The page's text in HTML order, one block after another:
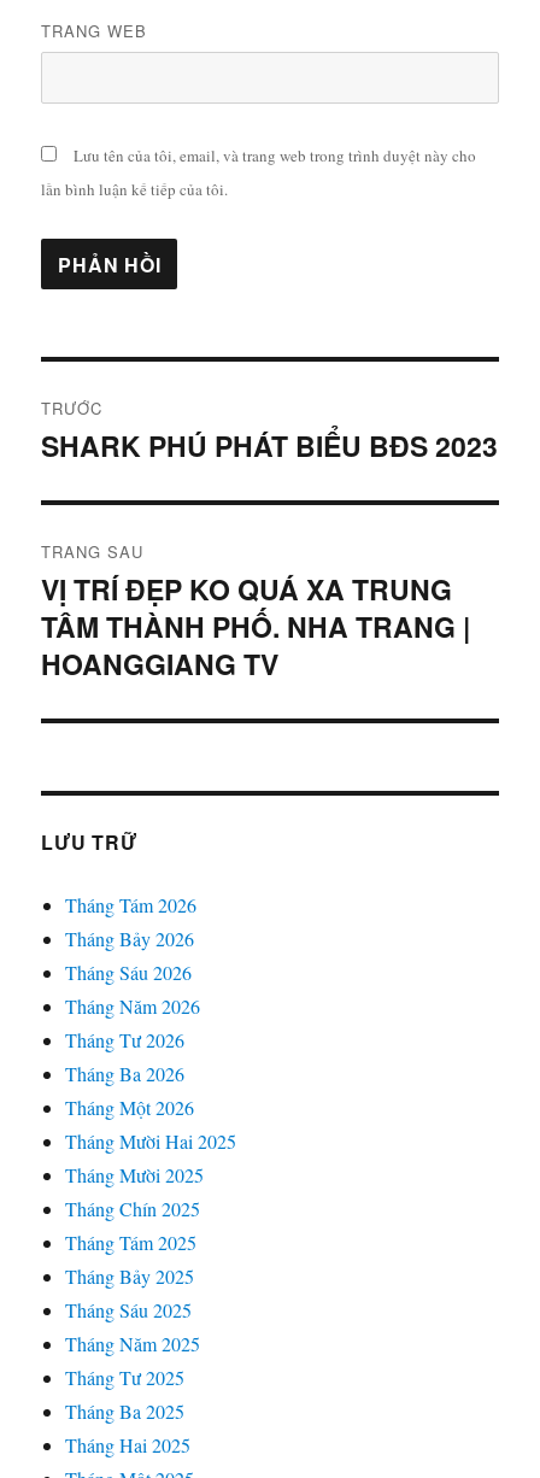
TRANG WEB
Lưu tên của tôi, email, và trang web trong trình duyệt này cho
lần bình luận kế tiếp của tôi.
hướng
viết
TRƯỚC
Bài
trước:
SHARK PHÚ PHÁT BIỂU BĐS 2023
TRANG SAU
Bài
tiếp
theo:
VỊ TRÍ ĐẸP KO QUÁ XA TRUNG
TÂM THÀNH PHỐ. NHA TRANG |
HOANGGIANG TV
LƯU TRỮ
Tháng Tám 2026
Tháng Bảy 2026
Tháng Sáu 2026
Tháng Năm 2026
Tháng Tư 2026
Tháng Ba 2026
Tháng Một 2026
Tháng Mười Hai 2025
Tháng Mười 2025
Tháng Chín 2025
Tháng Tám 2025
Tháng Bảy 2025
Tháng Sáu 2025
Tháng Năm 2025
Tháng Tư 2025
Tháng Ba 2025
Tháng Hai 2025